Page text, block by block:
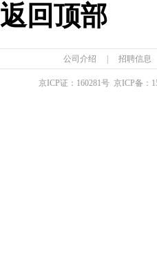
返回顶部
公司介绍 招聘信息
京ICP证： 160281号 京ICP备：